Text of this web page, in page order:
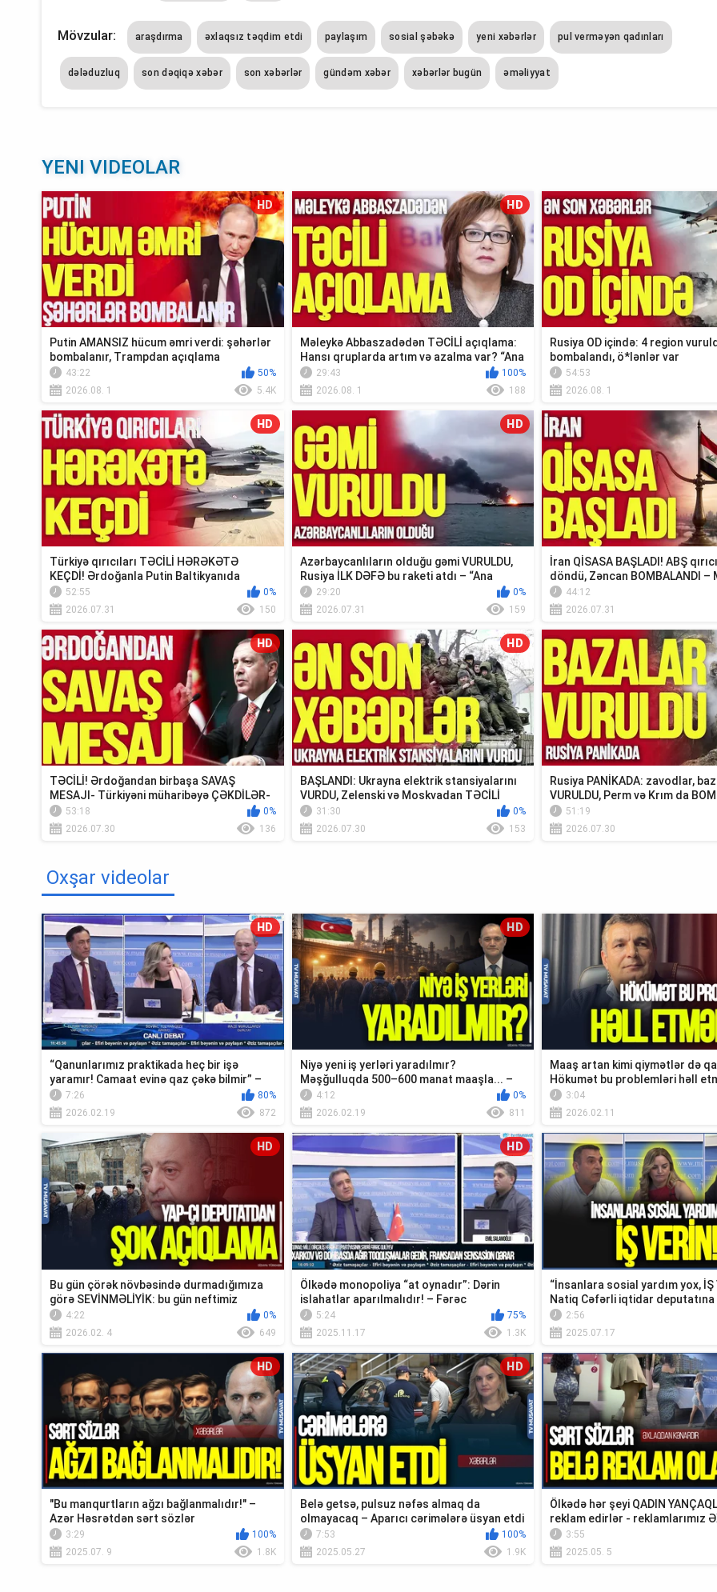
Mövzular: araşdırma əxlaqsız təqdim etdi paylaşım sosial şəbəkə yeni xəbərlər pul verməyən qadınları
dələduzluq son dəqiqə xəbər son xəbərlər gündəm xəbər xəbərlər bugün əməliyyat
YENI VIDEOLAR
HD
Putin AMANSIZ hücum əmri verdi: şəhərlər
bombalanır, Trampdan açıqlama
43:22
50%
2026.08. 1
5.4K
HD
Məleykə Abbaszadədən TƏCİLİ açıqlama:
Hansı qruplarda artım və azalma var? “Ana
Xə...29:43
100%
2026.08. 1
188
Rusiya OD içində: 4 region
bombalandı, ö*lənlər var
54:53
2026.08. 1
HD
Türkiyə qırıcıları TƏCİLİ HƏRƏKƏTƏ
KEÇDİ! Ərdoğanla Putin Baltikyanıda
TOQQUŞUR-TV...
52:55
0%
2026.07.31
150
HD
Azərbaycanlıların olduğu gəmi VURULDU,
Rusiya İLK DƏFƏ bu raketi atdı – “Ana
Xəbər”
29:20
0%
2026.07.31
159
İran QİSASA BAŞLADI! ABŞ
döndü, Zəncan BOMBALANDI –
xəbər...
44:12
2026.07.31
HD
TƏCİLİ! Ərdoğandan birbaşa SAVAŞ
MESAJI- Türkiyəni müharibəyə ÇƏKDİLƏR-
TV Müsavat
53:18
0%
2026.07.30
136
HD
BAŞLANDI: Ukrayna elektrik stansiyalarını
VURDU, Zelenski və Moskvadan TƏCİLİ
Krım...
31:30
0%
2026.07.30
153
Rusiya PANİKADA: zavodlar,
VURULDU, Perm və Krım da
51:19
2026.07.30
Oxşar videolar
HD
“Qanunlarımız praktikada heç bir işə
yaramır! Camaat evinə qaz çəkə bilmir” –
deba...
7:26
80%
2026.02.19
872
HD
Niyə yeni iş yerləri yaradılmır?
Məşğulluqda 500–600 manat maaşla... –
Razi Nurull...
4:12
0%
2026.02.19
811
Maaş artan kimi qiymətlər də
Hökumət bu problemləri həll
Nati...
3:04
2026.02.11
HD
Bu gün çörək növbəsində durmadığımıza
görə SEVİNMƏLİYİK: bu gün neftimiz
varsa… – ...
4:22
0%
2026.02. 4
649
HD
Ölkədə monopoliya “at oynadır”: Dərin
islahatlar aparılmalıdır! – Fərəc
Quliyevdən...
5:24
75%
2025.11.17
1.3K
“İnsanlara sosial yardım yox, İŞ
Natiq Cəfərli iqtidar deputatına
2:56
2025.07.17
HD
"Bu manqurtların ağzı bağlanmalıdır!" –
Azər Həsrətdən sərt sözlər
3:29
100%
2025.07. 9
1.8K
HD
Belə getsə, pulsuz nəfəs almaq da
olmayacaq – Aparıcı cərimələrə üsyan etdi
7:53
100%
2025.05.27
1.9K
Ölkədə hər şeyi QADIN
reklam edirlər - reklamlarımız
KƏNAR...
3:55
2025.05. 5